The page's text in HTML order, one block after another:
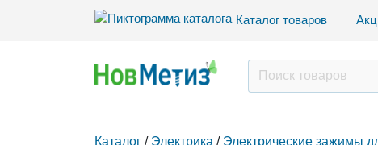
Каталог товаров
Каталог / Электрика / Электрические зажимы